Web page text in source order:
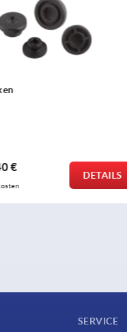
DIN 6311 uitgebreid
€
DETAILS
SERVICE